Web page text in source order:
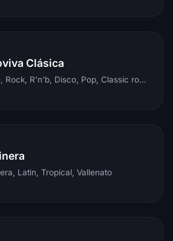
Clásica
Dance, Rock, R'n'b, Disco, Pop, Classic rock, Techno, Reggae
Latin, Tropical, Vallenato